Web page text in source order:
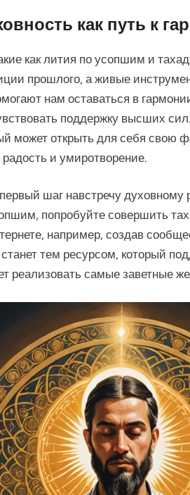
как путь к
как лития по усопшим и
прошлого, а живые
нам оставаться в
поддержку высших
может открыть для себя свою
и умиротворение.
шаг навстречу духовному
попробуйте совершить
например, создав
тем ресурсом, который
реализовать самые заветные